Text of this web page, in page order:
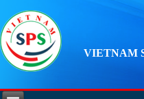
VIETNAM